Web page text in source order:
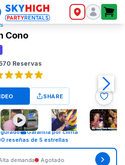
Logo
Cono
Reservas
SHARE
Garantía por clima
reseñas de 5 estrellas
demanda Agotado